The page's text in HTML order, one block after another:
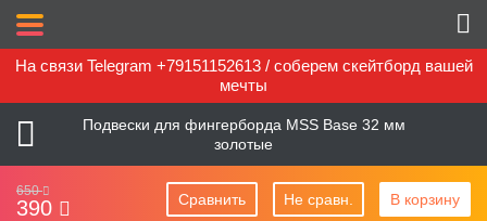
На связи Telegram +79151152613 / соберем скейтборд вашей
мечты
Подвески для фингерборда MSS Base 32 мм
золотые
650
390 В корзину
Сравнить Не сравн.